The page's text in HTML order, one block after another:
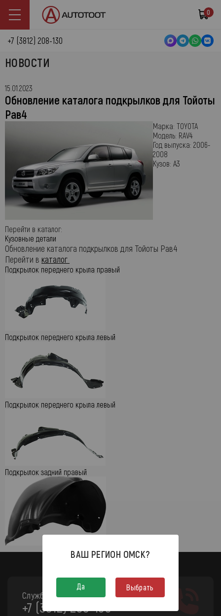
0
+7 (3812) 208-130
НОВОСТИ
15.01.2023
Обновление каталога подкрылков для Тойоты
Рав4
Марка: TOYOTA
Модель: RAV4
Год выпуска: 2006-
2008
Кузов: A3
Перейти в каталог:
Кузовные детали
Обновление каталога подкрылков для Тойоты Рав4
Перейти в каталог
Подкрылок переднего крыла правый
Подкрылок переднего крыла левый
Подкрылок переднего крыла левый
Подкрылок задний правый
Служба поддержки:
+7 (3812) 208-130
ВАШ РЕГИОН ОМСК?
Да Выбрать